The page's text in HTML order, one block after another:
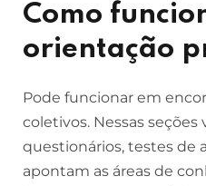
Como
orientação
Pode funcionar em
coletivos. Nessas seções
questionários, testes de
apontam as áreas de